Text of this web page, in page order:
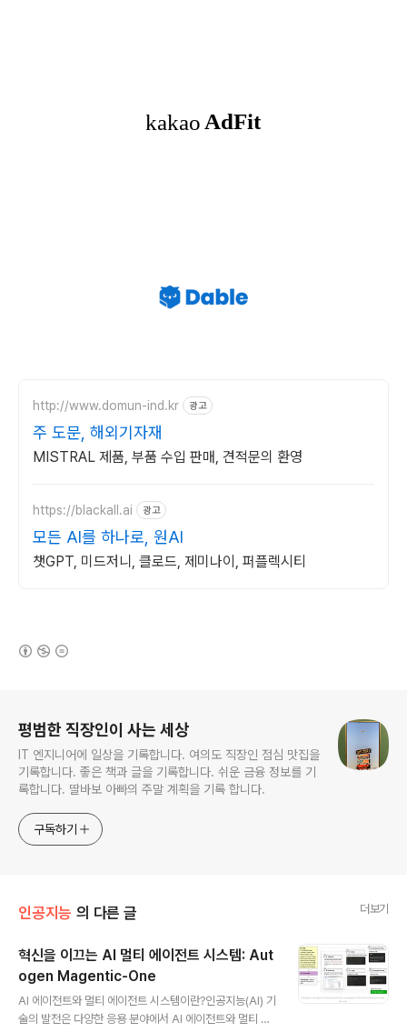
http://www.domun-ind.kr 광고
주 도문, 해외기자재
MISTRAL 제품, 부품 수입 판매, 견적문의 환영
https://blackall.ai 광고
모든 AI를 하나로, 원AI
챗GPT, 미드저니, 클로드, 제미나이, 퍼플렉시티
평범한 직장인이 사는 세상
IT 엔지니어에 일상을 기록합니다. 여의도 직장인 점심 맛집을
기록합니다. 좋은 책과 글을 기록합니다. 쉬운 금융 정보를 기
록합니다. 딸바보 아빠의 주말 계획을 기록 합니다.
구독하기
인공지능 의 다른 글 더보기
혁신을 이끄는 AI 멀티 에이전트 시스템: Aut
ogen Magentic-One
AI 에이전트와 멀티 에이전트 시스템이란?인공지능(AI) 기
술의 발전은 다양한 응용 분야에서 AI 에이전트와 멀티 에